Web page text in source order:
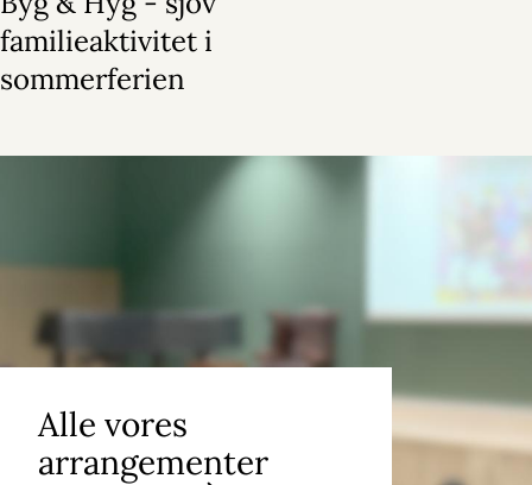
familieaktivitet i
sommerferien
Alle vores
arrangementer